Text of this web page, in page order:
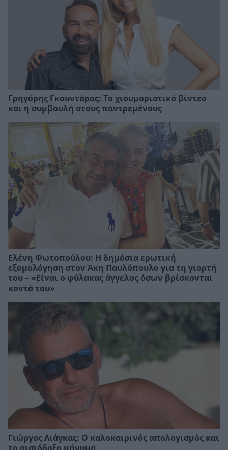
Γρηγόρης Γκουντάρας: Το χιουμοριστικό βίντεο
και η συμβουλή στους παντρεμένους
Ελένη Φωτοπούλου: Η δημόσια ερωτική
εξομολόγηση στον Άκη Παυλόπουλο για τη γιορτή
του – «Είναι ο φύλακας άγγελος όσων βρίσκονται
κοντά του»
Γιώργος Λιάγκας: Ο καλοκαιρινός απολογισμός και
το αισιόδοξο μήνυμα